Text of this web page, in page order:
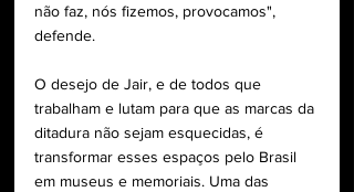
não faz, nós fizemos, provocamos",
defende.
O desejo de Jair, e de todos que
trabalham e lutam para que as marcas da
ditadura não sejam esquecidas, é
transformar esses espaços pelo Brasil
em museus e memoriais. Uma das